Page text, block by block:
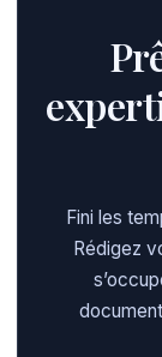
Fini les
Rédigez